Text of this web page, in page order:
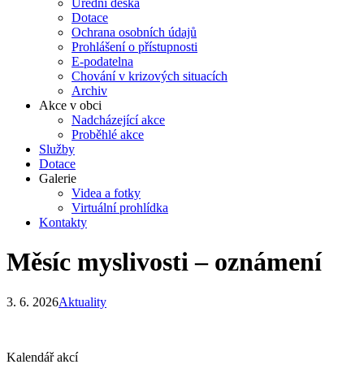
Úřední deska
Dotace
Ochrana osobních údajů
Prohlášení o přístupnosti
E-podatelna
Chování v krizových situacích
Archiv
Akce v obci
Nadcházející akce
Proběhlé akce
Služby
Dotace
Galerie
Videa a fotky
Virtuální prohlídka
Kontakty
Měsíc myslivosti – oznámení
3. 6. 2026Aktuality
Kalendář akcí